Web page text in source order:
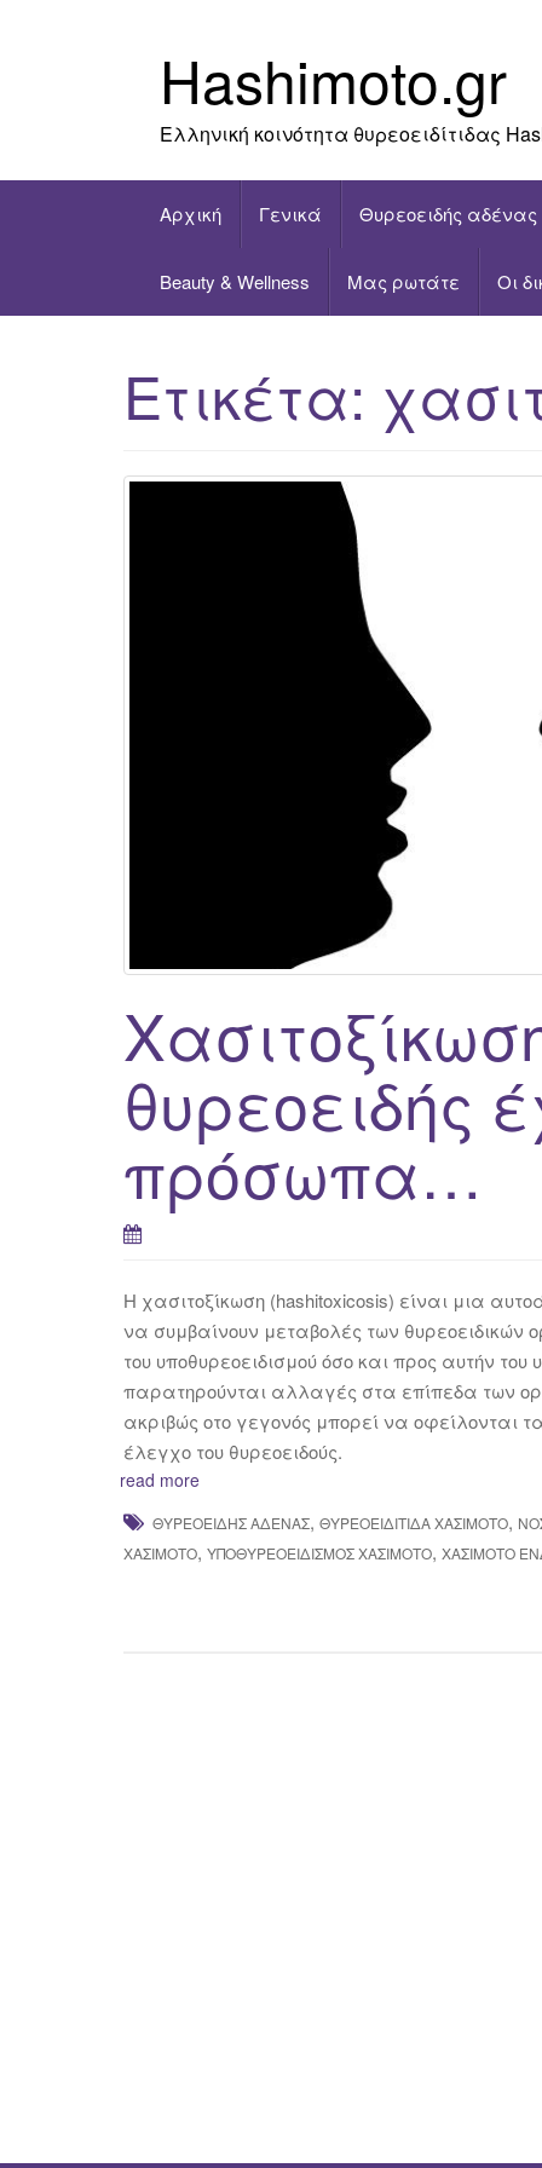
Hashimoto.gr
Ελληνική κοινότητα θυρεοειδίτιδας
Αρχική Γενικά Θυρεοειδής αδένας
Beauty & Wellness Μας ρωτάτε Οι
Ετικέτα:
θυρεοειδής
πρόσωπα…
H χασιτοξίκωση (hashitoxicosis) είναι μια
να συμβαίνουν μεταβολές των θυρεοειδικών
του υποθυρεοειδισμού όσο και προς αυτήν
παρατηρούνται αλλαγές στα επίπεδα των
ακριβώς οτο γεγονός μπορεί να οφείλονται
έλεγχο του θυρεοειδούς.
read more
ΘΥΡΕΟΕΙΔΉΣ ΑΔΈΝΑΣ, ΘΥΡΕΟΕΙΔΊΤΙΔΑ ΧΑΣΙΜΟΤΟ,
ΧΑΣΙΜΌΤΟ, ΥΠΟΘΥΡΕΟΕΙΔΙΣΜΌΣ ΧΑΣΙΜΌΤΟ, ΧΑΣΙΜΌΤΟ